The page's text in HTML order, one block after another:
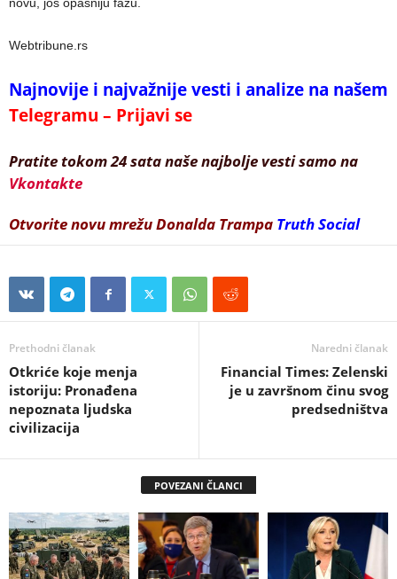
Webtribune.rs
Najnovije i najvažnije vesti i analize na našem
Telegramu – Prijavi se
Pratite tokom 24 sata naše najbolje vesti samo na
Vkontakte
Otvorite novu mrežu Donalda Trampa Truth Social
Prethodni članak
Otkriće koje menja
istoriju: Pronađena
nepoznata ljudska
civilizacija
Naredni članak
Financial Times: Zelenski
je u završnom činu svog
predsedništva
POVEZANI ČLANCI